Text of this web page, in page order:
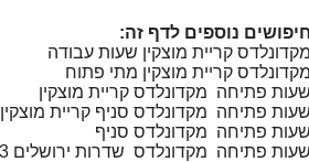
נוספים לדף זה:
קריית מוצקין שעות עבודה
קריית מוצקין מתי פתוח
פתיחה מקדונלדס קריית מוצקין
פתיחה מקדונלדס סניף קריית מוצקין
פתיחה מקדונלדס סניף
פתיחה מקדונלדס שדרות ירושלים 3, מתחם כורדני